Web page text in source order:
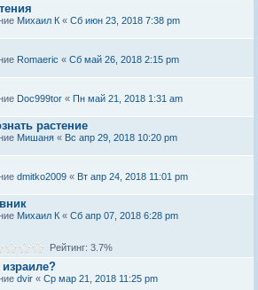
Михаил К « Сб июн 23, 2018 7:38 pm
Romaeric « Сб май 26, 2018 2:15 pm
Doc999tor « Пн май 21, 2018 1:31 am
растение
Мишаня « Вс апр 29, 2018 10:20 pm
dmitko2009 « Вт апр 24, 2018 11:01 pm
Михаил К « Сб апр 07, 2018 6:28 pm
Рейтинг: 3.7%
dvir « Ср мар 21, 2018 11:25 pm